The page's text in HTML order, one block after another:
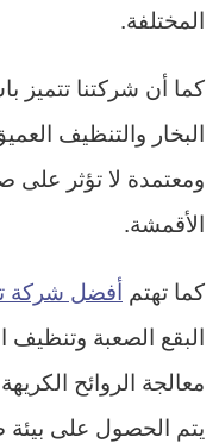
المختلفة.
كما أن شركتنا تتميز
البخار والتنظيف
ومعتمدة لا تؤثر على
الأقمشة.
كما تهتم أفضل شركة
البقع الصعبة وتنظيف
معالجة الروائح
يتم الحصول على بيئة